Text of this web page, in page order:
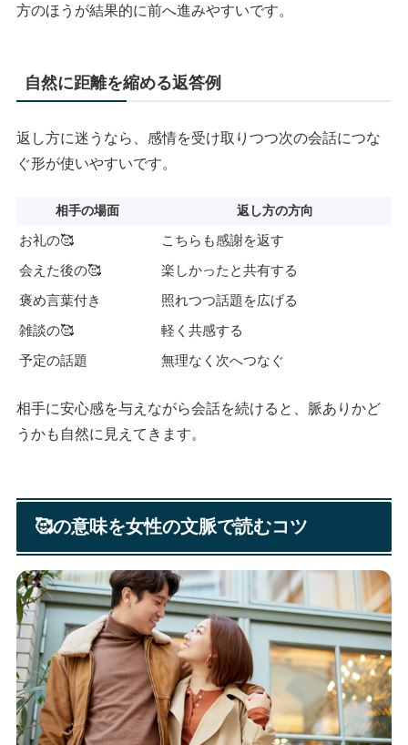
方のほうが結果的に前へ進みやすいです。
自然に距離を縮める返答例
返し方に迷うなら、感情を受け取りつつ次の会話につな
ぐ形が使いやすいです。
相手の場面 返し方の方向
お礼の🥰
こちらも感謝を返す
会えた後の🥰
楽しかったと共有する
褒め言葉付き
照れつつ話題を広げる
雑談の🥰
軽く共感する
予定の話題
無理なく次へつなぐ
相手に安心感を与えながら会話を続けると、脈ありかど
うかも自然に見えてきます。
🥰の意味を女性の文脈で読むコツ